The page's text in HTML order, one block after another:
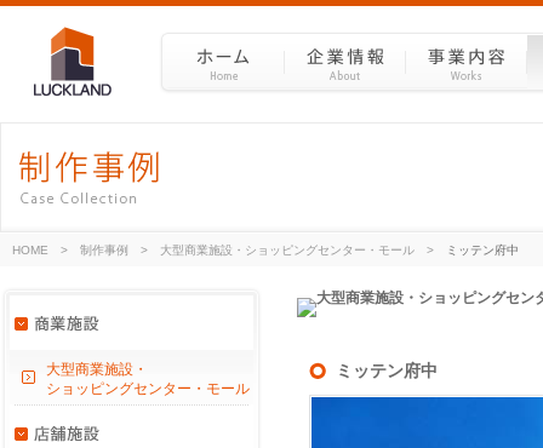
HOME > 制作事例 > 大型商業施設・ショッピングセンター・モール > ミッテン府中
ミッテン府中
大型商業施設・
ショッピングセンター・モール